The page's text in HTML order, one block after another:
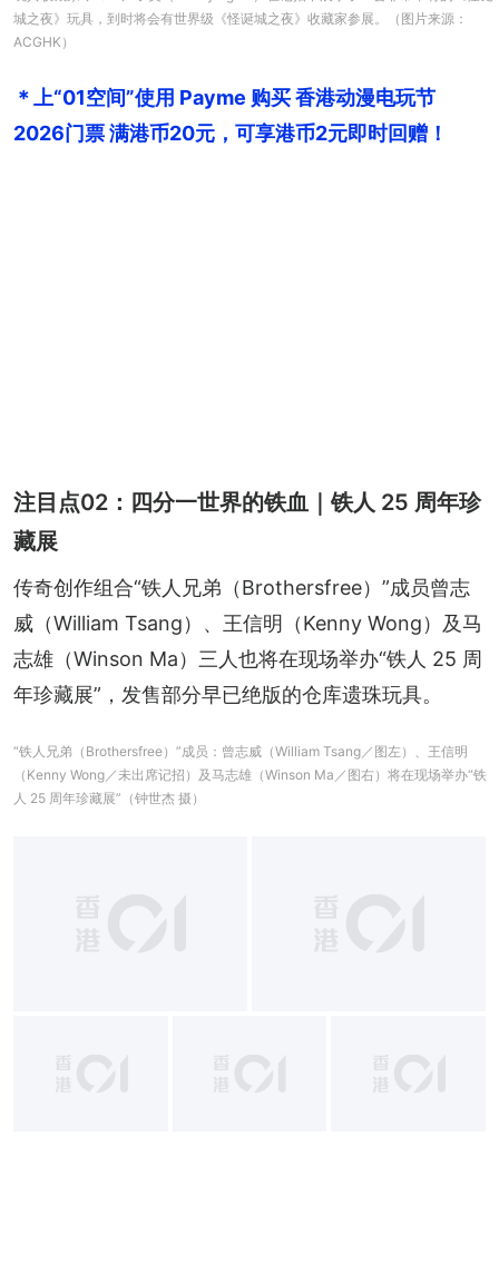
城之夜》玩具，到时将会有世界级《怪诞城之夜》收藏家参展。（图片来源：
ACGHK）
＊上“01空间”使用 Payme 购买 香港动漫电玩节
2026门票 满港币20元，可享港币2元即时回赠！
注目点02：四分一世界的铁血｜铁人 25 周年珍
藏展
传奇创作组合“铁人兄弟（Brothersfree）”成员曾志
威（William Tsang）、王信明（Kenny Wong）及马
志雄（Winson Ma）三人也将在现场举办“铁人 25 周
年珍藏展”，发售部分早已绝版的仓库遗珠玩具。
“铁人兄弟（Brothersfree）”成员：曾志威（William Tsang／图左）、王信明
（Kenny Wong／未出席记招）及马志雄（Winson Ma／图右）将在现场举办“铁
人 25 周年珍藏展”（钟世杰 摄）